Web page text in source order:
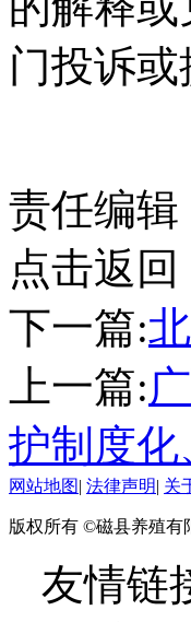
门投诉或
责任编辑
点击返回
下一篇:
上一篇:
护制度
网站地图| 法律声明| 关
版权所有 ©磁县养殖有
友情链